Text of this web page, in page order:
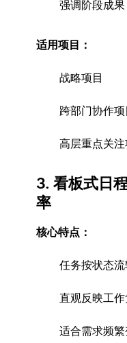
强调阶段成果
适用项目：
战略项目
跨部门协作项
高层重点关注
3. 看板式日
率
核心特点：
任务按状态流
直观反映工
适合需求频繁